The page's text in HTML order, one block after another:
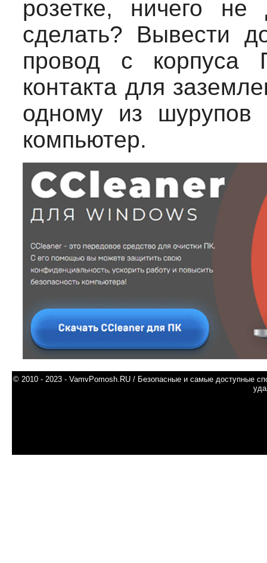
розетке, ничего
сделать? Вывести
провод с корпуса
контакта для
одному из шурупов
компьютер.
© 2010 - 2023 - VamvPomosh.RU / Безопасные и самые доступные